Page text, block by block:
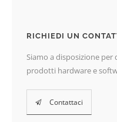
RICHIEDI UN
Siamo a disposizione
prodotti hardware e
Contattaci